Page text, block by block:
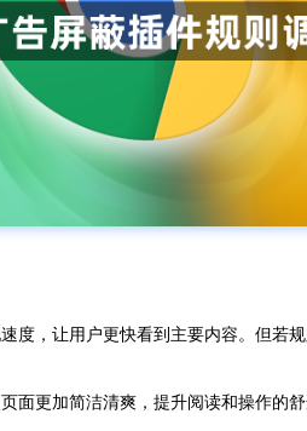
度，让用户更快看到主要内容。但若
面更加简洁清爽，提升阅读和操作的